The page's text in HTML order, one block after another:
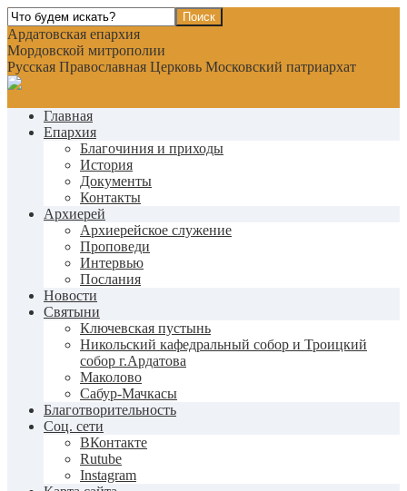
Ардатовская епархия
Мордовской митрополии
Русская Православная Церковь Московский патриархат
Главная
Епархия
Благочиния и приходы
История
Документы
Контакты
Архиерей
Архиерейское служение
Проповеди
Интервью
Послания
Новости
Святыни
Ключевская пустынь
Никольский кафедральный собор и Троицкий
собор г.Ардатова
Маколово
Сабур-Мачкасы
Благотворительность
Соц. сети
ВКонтакте
Rutube
Instagram